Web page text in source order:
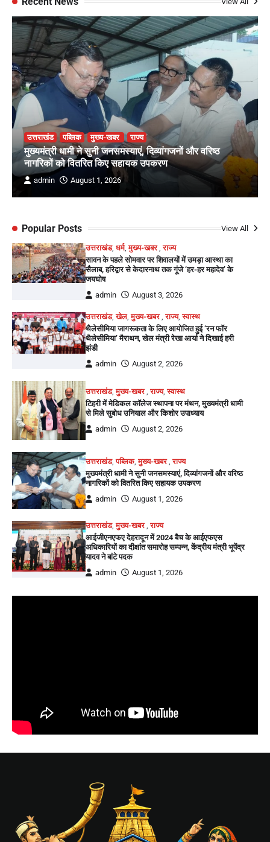
उत्तराखंड पब्लिक मुख्य-खबर राज्य
मुख्यमंत्री धामी ने सुनी जनसमस्याएं, दिव्यांगजनों और वरिष्ठ
नागरिकों को वितरित किए सहायक उपकरण
admin August 1, 2026
Popular Posts View All
उत्तराखंड,धर्म,मुख्य-खबर,राज्य
सावन के पहले सोमवार पर शिवालयों में उमड़ा आस्था का
सैलाब, हरिद्वार से केदारनाथ तक गूंजे ‘हर-हर महादेव’ के
जयघोष
admin
August 3, 2026
उत्तराखंड,खेल,मुख्य-खबर,राज्य,स्वास्थ
थैलेसीमिया जागरूकता के लिए आयोजित हुई ‘रन फॉर
थैलेसीमिया’ मैराथन, खेल मंत्री रेखा आर्या ने दिखाई हरी
झंडी
admin
August 2, 2026
उत्तराखंड,मुख्य-खबर ,राज्य,स्वास्थ
टिहरी में मेडिकल कॉलेज स्थापना पर मंथन, मुख्यमंत्री धामी
से मिले सुबोध उनियाल और किशोर उपाध्याय
admin
August 2, 2026
उत्तराखंड,पब्लिक,मुख्य-खबर ,राज्य
मुख्यमंत्री धामी ने सुनी जनसमस्याएं, दिव्यांगजनों और वरिष्ठ
नागरिकों को वितरित किए सहायक उपकरण
admin
August 1, 2026
उत्तराखंड,मुख्य-खबर,राज्य
आईजीएनएफए देहरादून में 2024 बैच के आईएफएस
अधिकारियों का दीक्षांत समारोह सम्पन्न, केंद्रीय मंत्री भूपेंद्र
यादव ने बांटे पदक
admin
August 1, 2026